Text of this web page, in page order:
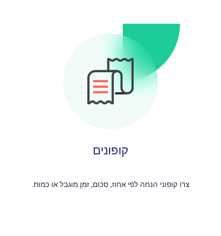
קופונים
צרו קופוני הנחה לפי אחוז, סכום, זמן מוגבל או כמות.